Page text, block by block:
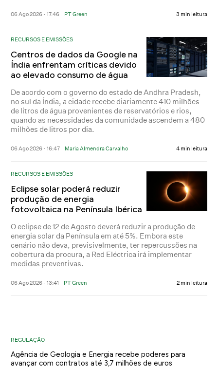
06 Ago 2026 - 17:46 PT Green 3 min leitura
RECURSOS E EMISSÕES
Centros de dados da Google na
Índia enfrentam críticas devido
ao elevado consumo de água
De acordo com o governo do estado de Andhra Pradesh,
no sul da Índia, a cidade recebe diariamente 410 milhões
de litros de água provenientes de reservatórios e rios,
quando as necessidades da comunidade ascendem a 480
milhões de litros por dia.
06 Ago 2026 - 16:47 Maria Almendra Carvalho 4 min leitura
RECURSOS E EMISSÕES
Eclipse solar poderá reduzir
produção de energia
fotovoltaica na Península Ibérica
O eclipse de 12 de Agosto deverá reduzir a produção de
energia solar da Península em até 5%. Embora este
cenário não deva, previsivelmente, ter repercussões na
cobertura da procura, a Red Eléctrica irá implementar
medidas preventivas.
06 Ago 2026 - 13:41 PT Green 2 min leitura
REGULAÇÃO
Agência de Geologia e Energia recebe poderes para
avançar com contratos até 3,7 milhões de euros